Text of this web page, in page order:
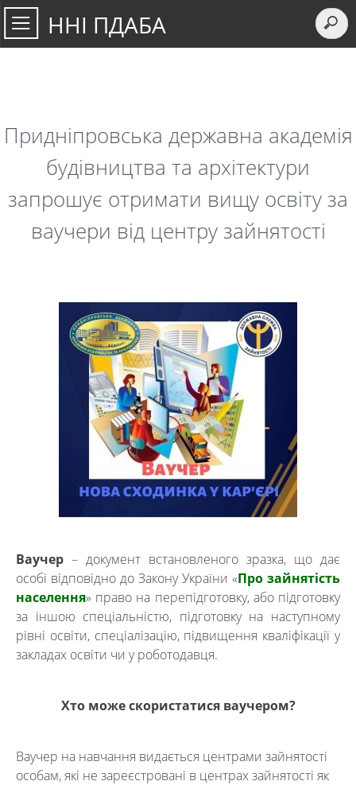
ННІ ПДАБА
Придніпровська державна академія
будівництва та архітектури
запрошує отримати вищу освіту за
ваучери від центру зайнятості
Ваучер – документ встановленого зразка, що дає
особі відповідно до Закону України «Про зайнятість
населення» право на перепідготовку, або підготовку
за іншою спеціальністю, підготовку на наступному
рівні освіти, спеціалізацію, підвищення кваліфікації у
закладах освіти чи у роботодавця.
Хто може скористатися ваучером?
Ваучер на навчання видається центрами зайнятості
особам, які не зареєстровані в центрах зайнятості як